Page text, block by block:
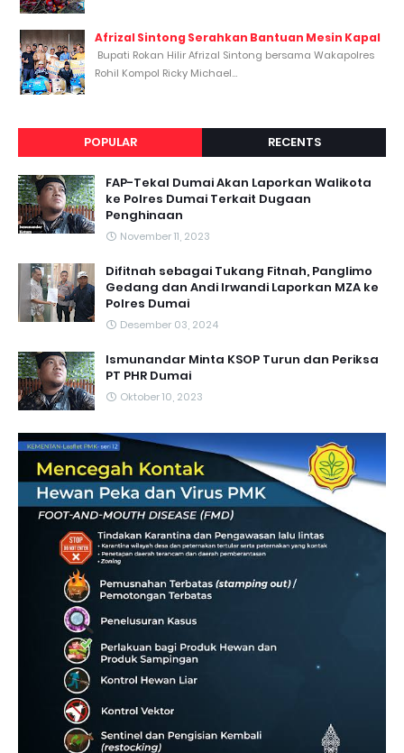
Afrizal Sintong Serahkan Bantuan Mesin Kapal
Bupati Rokan Hilir Afrizal Sintong bersama Wakapolres
Rohil Kompol Ricky Michael...
POPULAR RECENTS
FAP-Tekal Dumai Akan Laporkan Walikota
ke Polres Dumai Terkait Dugaan
Penghinaan
November 11, 2023
Difitnah sebagai Tukang Fitnah, Panglimo
Gedang dan Andi Irwandi Laporkan MZA ke
Polres Dumai
Desember 03, 2024
Ismunandar Minta KSOP Turun dan Periksa
PT PHR Dumai
Oktober 10, 2023